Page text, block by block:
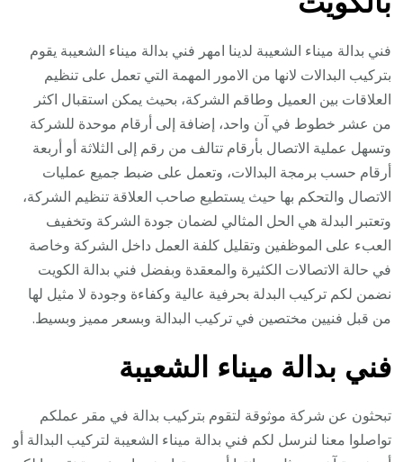
فني بدالة ميناء الشعيبة لدينا امهر فني بدالة ميناء الشعيبة يقوم
بتركيب البدالات لانها من الامور المهمة التي تعمل على تنظيم
العلاقات بين العميل وطاقم الشركة، بحيث يمكن استقبال اكثر
من عشر خطوط في آن واحد، إضافة إلى أرقام موحدة للشركة
وتسهل عملية الاتصال بأرقام تتالف من رقم إلى الثلاثة أو أربعة
أرقام حسب برمجة البدالات، وتعمل على ضبط جميع عمليات
الاتصال والتحكم بها حيث يستطيع صاحب العلاقة تنظيم الشركة،
وتعتبر البدلة هي الحل المثالي لضمان جودة الشركة وتخفيف
العبء على الموظفين وتقليل كلفة العمل داخل الشركة وخاصة
في حالة الاتصالات الكثيرة والمعقدة وبفضل فني بدالة الكويت
نضمن لكم تركيب البدلة بحرفية عالية وكفاءة وجودة لا مثيل لها
من قبل فنيين مختصين في تركيب البدالة وبسعر مميز وبسيط.
فني بدالة ميناء الشعيبة
تبحثون عن شركة موثوقة لتقوم بتركيب بدالة في مقر عملكم
تواصلوا معنا لنرسل لكم فني بدالة ميناء الشعيبة لتركيب البدالة أو